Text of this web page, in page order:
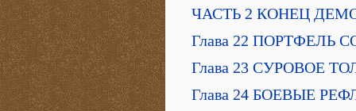
ЧАСТЬ 2 КОНЕЦ
Глава 22 ПОРТФЕЛЬ
Глава 23 СУРОВОЕ
Глава 24 БОЕВЫЕ